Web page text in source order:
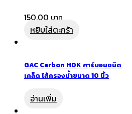
150.00
หยิบใส่ตะกร้า
GAC Carbon HDK คาร์บอนชนิด
เกล็ด ไส้กรองน้ำขนาด 10 นิ้ว
อ่านเพิ่ม